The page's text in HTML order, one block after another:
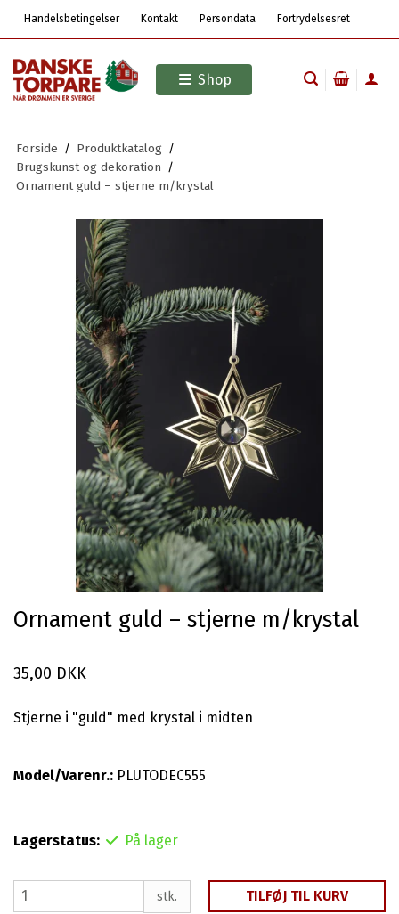
Handelsbetingelser Kontakt Persondata Fortrydelsesret
Shop
Forside / Produktkatalog /
Brugskunst og dekoration /
Ornament guld – stjerne m/krystal
Ornament guld – stjerne m/krystal
35,00 DKK
Stjerne i "guld" med krystal i midten
Model/Varenr.: PLUTODEC555
Lagerstatus: På lager
stk. TILFØJ TIL KURV